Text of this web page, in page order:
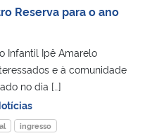
Reserva para o ano
Infantil Ipê Amarelo
e à comunidade
no dia […]
ingresso